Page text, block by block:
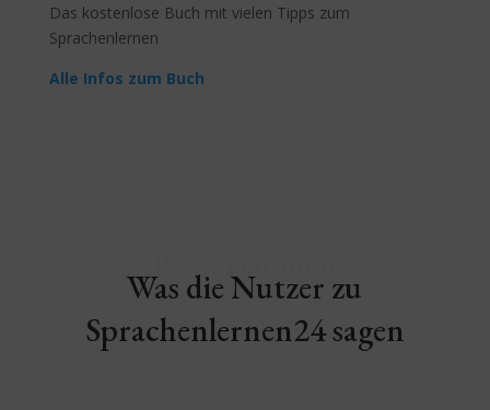
Das kostenlose Buch mit vielen Tipps zum
Sprachenlernen
Alle Infos zum Buch
Bewertungen
Was die Nutzer zu
Sprachenlernen24 sagen